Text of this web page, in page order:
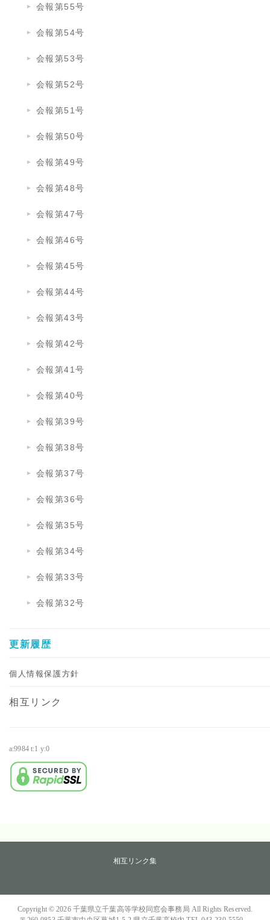
会報第55号
会報第54号
会報第53号
会報第52号
会報第51号
会報第50号
会報第49号
会報第48号
会報第47号
会報第46号
会報第45号
会報第44号
会報第43号
会報第42号
会報第41号
会報第40号
会報第39号
会報第38号
会報第37号
会報第36号
会報第35号
会報第34号
会報第33号
会報第32号
更新履歴
個人情報保護方針
相互リンク
a:9984 t:1 y:0
相互リンク集
Copyright © 2026 千葉県立千葉高等学校同窓会事務局 All Rights Reserved.